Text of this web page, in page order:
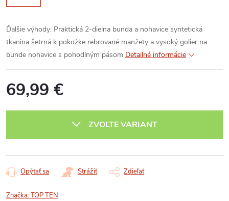
Ďalšie výhody: Praktická 2-dielna bunda a nohavice syntetická
tkanina šetrná k pokožke rebrované manžety a vysoký golier na
bunde nohavice s pohodlným pásom Detailné informácie
69,99 €
ZVOĽTE VARIANT
Opýtať sa Strážiť Zdieľať
Značka:TOP TEN